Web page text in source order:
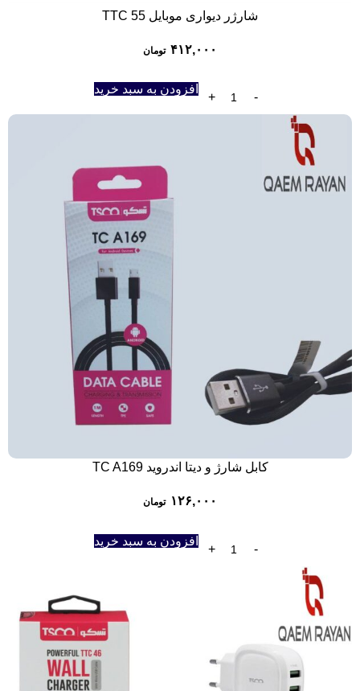
شارژر دیواری موبایل 55 TTC
۴۱۲,۰۰۰ تومان
افزودن به سبد خرید
کابل شارژ و دیتا اندروید TC A169
۱۲۶,۰۰۰ تومان
افزودن به سبد خرید